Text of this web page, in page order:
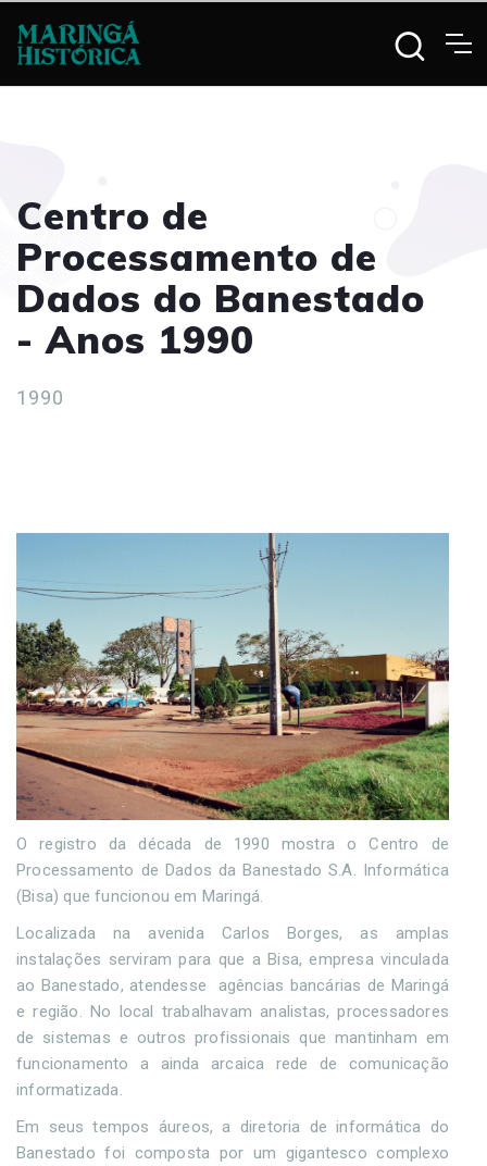
Centro de
Processamento de
Dados do Banestado
- Anos 1990
1990
O registro da década de 1990 mostra o Centro de
Processamento de Dados da Banestado S.A. Informática
(Bisa) que funcionou em Maringá.
Localizada na avenida Carlos Borges, as amplas
instalações serviram para que a Bisa, empresa vinculada
ao Banestado, atendesse agências bancárias de Maringá
e região. No local trabalhavam analistas, processadores
de sistemas e outros profissionais que mantinham em
funcionamento a ainda arcaica rede de comunicação
informatizada.
Em seus tempos áureos, a diretoria de informática do
Banestado foi composta por um gigantesco complexo